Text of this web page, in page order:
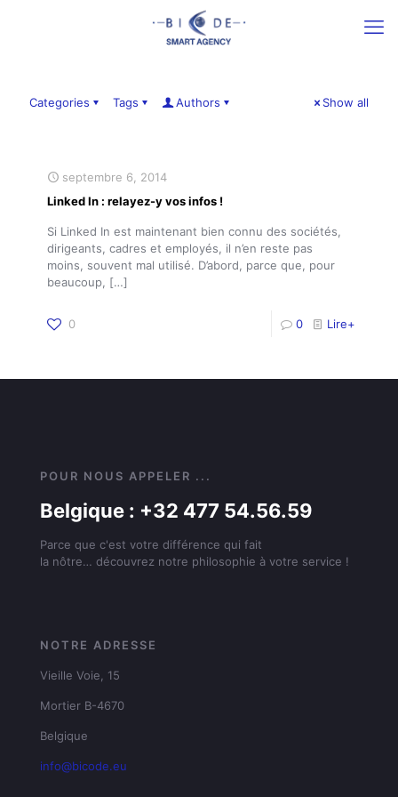
Categories Tags Authors Show all
septembre 6, 2014
Linked In : relayez-y vos infos !
Si Linked In est maintenant bien connu des sociétés,
dirigeants, cadres et employés, il n’en reste pas
moins, souvent mal utilisé. D’abord, parce que, pour
beaucoup, […]
0 0 Lire+
POUR NOUS APPELER ...
Belgique : +32 477 54.56.59
Parce que c'est votre différence qui fait
la nôtre… découvrez notre philosophie à votre service !
NOTRE ADRESSE
Vieille Voie, 15
Mortier B-4670
Belgique
info@bicode.eu